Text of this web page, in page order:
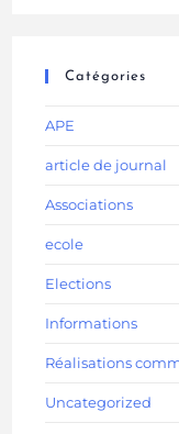
Catégories
APE
article de journal
Associations
ecole
Elections
Informations
Réalisations
Uncategorized